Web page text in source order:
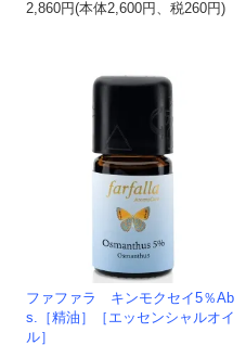
2,860円(本体2,600円、税260円)
ファファラ キンモクセイ5％Ab
s.［精油］［エッセンシャルオイ
ル］